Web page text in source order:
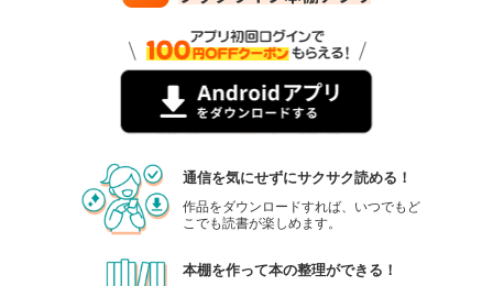
通信を気にせずにサクサク読める！
作品をダウンロードすれば、いつでもど
こでも読書が楽しめます。
本棚を作って本の整理ができる！